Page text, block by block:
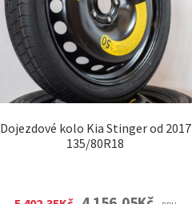
Dojezdové kolo Kia Stinger od 2017
135/80R18
Original
Current